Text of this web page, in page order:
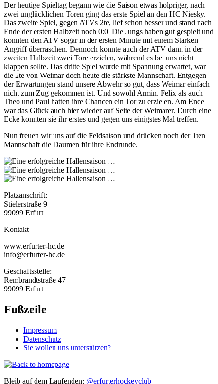
Der heutige Spieltag begann wie die Saison etwas holpriger, nach
zwei unglücklichen Toren ging das erste Spiel an den HC Niesky.
Das zweite Spiel, gegen ATVs 2te, lief schon besser und stand nach
Ende der ersten Halbzeit noch 0:0. Die Jungs haben gut gespielt und
konnten den ATV sogar in der ersten Minute mit einem Starken
Angriff überraschen. Dennoch konnte auch der ATV dann in der
zweiten Halbzeit zwei Tore erzielen, während es bei uns nicht
klappen sollte. Das dritte Spiel wurde mit Spannung erwartet, war
die 2te von Weimar doch heute die stärkste Mannschaft. Entgegen
der Erwartungen stand unsere Abwehr so gut, dass Weimar einfach
nicht zum Zug gekommen ist. Und sowohl Armin, Felix als auch
Theo und Paul hatten ihre Chancen ein Tor zu erzielen. Am Ende
war das Glück auch hier wieder auf Seite der Weimarer. Durch eine
Ecke konnten sie ihr erstes und gegen uns einigstes Mal treffen.
Nun freuen wir uns auf die Feldsaison und drücken noch der 1ten
Mannschaft die Daumen für ihre Endrunde.
Platzanschrift:
Stielerstraße 9
99099 Erfurt
Kontakt
www.erfurter-hc.de
info@erfurter-hc.de
Geschäftsstelle:
Rembrandtstraße 47
99099 Erfurt
Fußzeile
Impressum
Datenschutz
Sie wollen uns unterstützen?
Bleib auf dem Laufenden: @erfurterhockeyclub